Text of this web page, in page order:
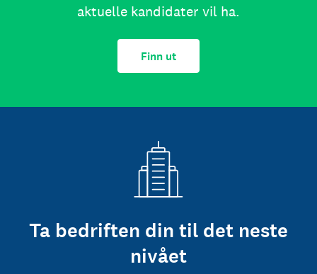
aktuelle kandidater vil ha.
Finn ut
Ta bedriften din til det neste
nivået